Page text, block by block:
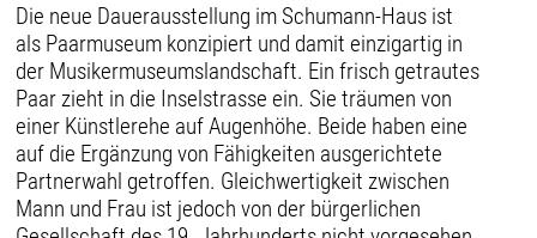
Die neue Dauerausstellung im Schumann-Haus ist
als Paarmuseum konzipiert und damit einzigartig in
der Musikermuseumslandschaft. Ein frisch getrautes
Paar zieht in die Inselstrasse ein. Sie träumen von
einer Künstlerehe auf Augenhöhe. Beide haben eine
auf die Ergänzung von Fähigkeiten ausgerichtete
Partnerwahl getroffen. Gleichwertigkeit zwischen
Mann und Frau ist jedoch von der bürgerlichen